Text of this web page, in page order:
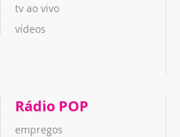
tv ao vivo
vídeos
Rádio POP
empregos